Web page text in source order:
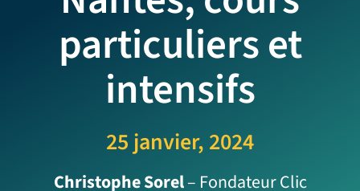
À propos
particuliers et
intensifs
25 janvier, 2024
Christophe Sorel– Fondateur Clic